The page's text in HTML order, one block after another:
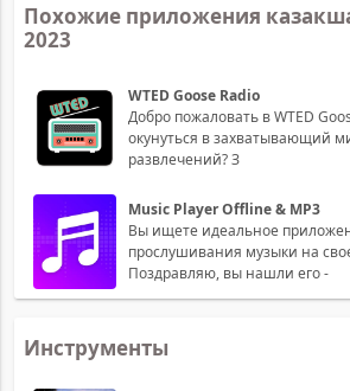
Похожие приложения
2023
WTED Goose Radio
Добро пожаловать в WTED
окунуться в захватывающий
развлечений? З
Music Player Offline & MP3
Вы ищете идеальное
прослушивания музыки на
Поздравляю, вы нашли его -
Инструменты